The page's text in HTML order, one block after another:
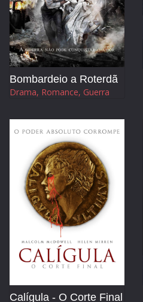
Bombardeio a Roterdã
Drama, Romance, Guerra
Calígula - O Corte Final